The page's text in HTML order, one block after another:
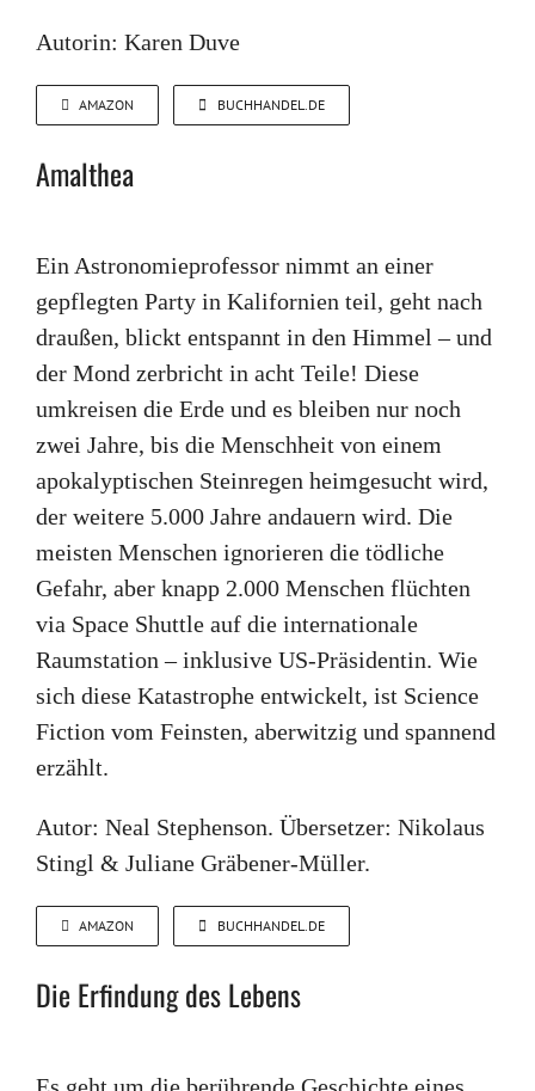
Autorin: Karen Duve
AMAZON BUCHHANDEL.DE
Amalthea
Ein Astronomieprofessor nimmt an einer
gepflegten Party in Kalifornien teil, geht nach
draußen, blickt entspannt in den Himmel – und
der Mond zerbricht in acht Teile! Diese
umkreisen die Erde und es bleiben nur noch
zwei Jahre, bis die Menschheit von einem
apokalyptischen Steinregen heimgesucht wird,
der weitere 5.000 Jahre andauern wird. Die
meisten Menschen ignorieren die tödliche
Gefahr, aber knapp 2.000 Menschen flüchten
via Space Shuttle auf die internationale
Raumstation – inklusive US-Präsidentin. Wie
sich diese Katastrophe entwickelt, ist Science
Fiction vom Feinsten, aberwitzig und spannend
erzählt.
Autor: Neal Stephenson. Übersetzer: Nikolaus
Stingl & Juliane Gräbener-Müller.
AMAZON BUCHHANDEL.DE
Die Erfindung des Lebens